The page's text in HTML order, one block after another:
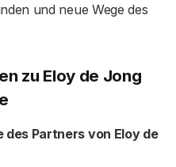
und neue Wege des
zu Eloy de Jong
Partners von Eloy de